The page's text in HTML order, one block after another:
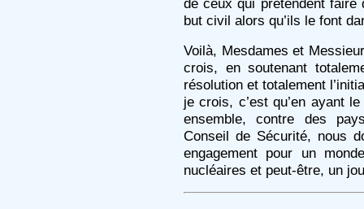
de ceux qui prétendent faire
but civil alors qu’ils le font
Voilà, Mesdames et
crois, en soutenant
résolution et totalement
je crois, c’est qu’en ayant
ensemble, contre des
Conseil de Sécurité, nous
engagement pour un
nucléaires et peut-être, un